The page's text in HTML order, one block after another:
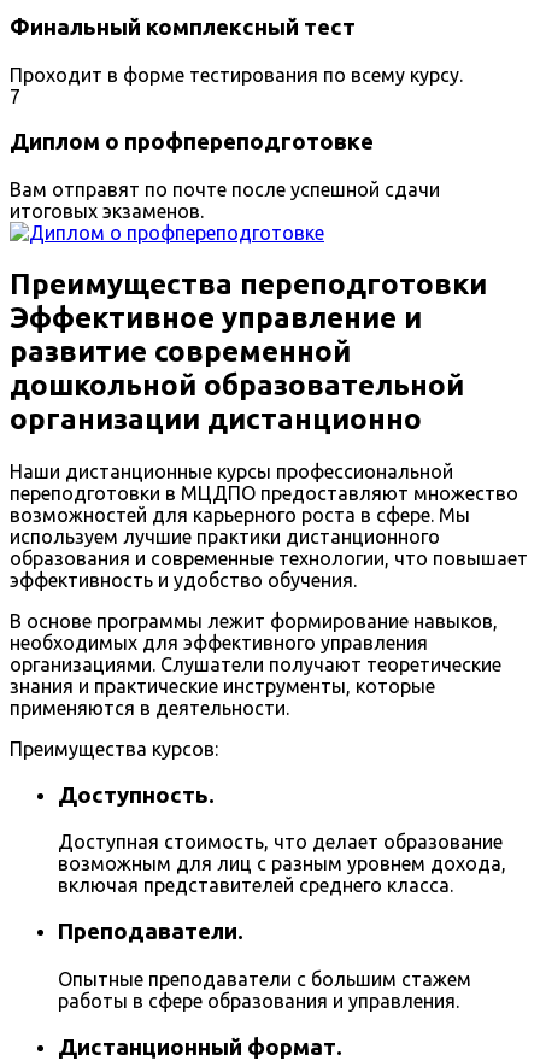
Финальный комплексный тест
Проходит в форме тестирования по всему курсу.
7
Диплом о профпереподготовке
Вам отправят по почте после успешной сдачи
итоговых экзаменов.
Преимущества переподготовки
Эффективное управление и
развитие современной
дошкольной образовательной
организации дистанционно
Наши дистанционные курсы профессиональной
переподготовки в МЦДПО предоставляют множество
возможностей для карьерного роста в сфере. Мы
используем лучшие практики дистанционного
образования и современные технологии, что повышает
эффективность и удобство обучения.
В основе программы лежит формирование навыков,
необходимых для эффективного управления
организациями. Слушатели получают теоретические
знания и практические инструменты, которые
применяются в деятельности.
Преимущества курсов:
Доступность.
Доступная стоимость, что делает образование
возможным для лиц с разным уровнем дохода,
включая представителей среднего класса.
Преподаватели.
Опытные преподаватели с большим стажем
работы в сфере образования и управления.
Дистанционный формат.